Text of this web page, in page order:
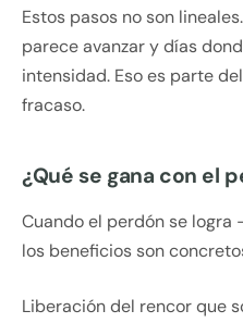
Estos pasos no son
parece avanzar y días
intensidad. Eso es parte
fracaso.
¿Qué se gana con el
Cuando el perdón se
los beneficios son
Liberación del rencor que